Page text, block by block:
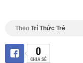
Theo Trí Thức Trẻ
0
CHIA SẺ